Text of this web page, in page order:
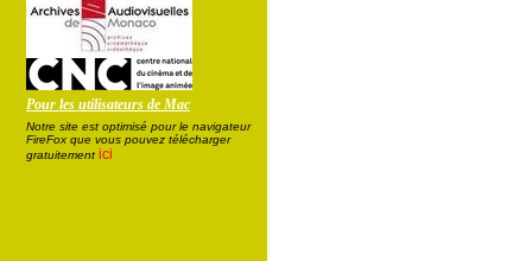
Pour les utilisateurs de Mac
Notre site est optimisé pour le navigateur
FireFox que vous pouvez télécharger
gratuitement ici